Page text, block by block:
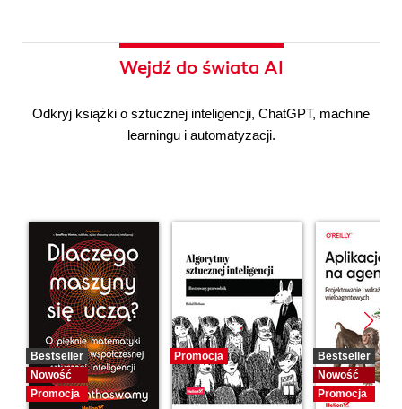
Wejdź do świata AI
Odkryj książki o sztucznej inteligencji, ChatGPT, machine
learningu i automatyzacji.
Bestseller
Nowość
Promocja
Promocja
Bestseller
Nowość
Promocja